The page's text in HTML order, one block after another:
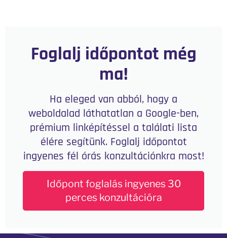
Foglalj időpontot még
ma!
Ha eleged van abból, hogy a
weboldalad láthatatlan a Google-ben,
prémium linképítéssel a találati lista
élére segítünk. Foglalj időpontot
ingyenes fél órás konzultációnkra most!
Időpont foglalás ingyenes 30
perces konzultációra